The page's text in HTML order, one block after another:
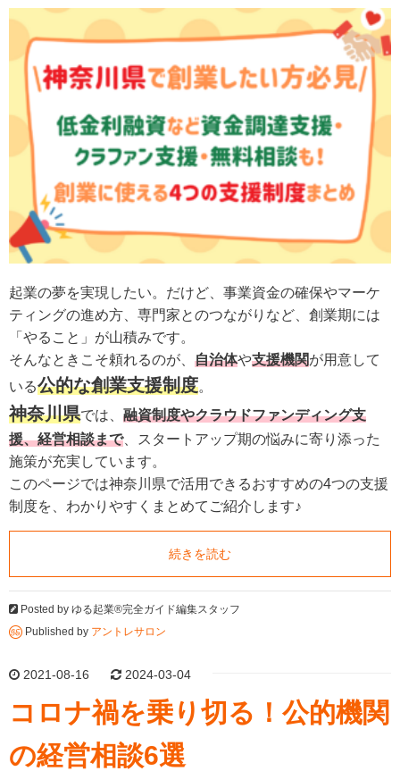
起業の夢を実現したい。だけど、事業資金の確保やマーケ
ティングの進め方、専門家とのつながりなど、創業期には
「やること」が山積みです。
そんなときこそ頼れるのが、 自治体や支援機関が用意して
いる公的な創業支援制度。
神奈川県では、 融資制度やクラウドファンディング支
援、経営相談まで、スタートアップ期の悩みに寄り添った
施策が充実しています。
このページでは神奈川県で活用できるおすすめの4つの支援
制度を、わかりやすくまとめてご紹介します♪
続きを読む
Posted by ゆる起業®完全ガイド編集スタッフ
Published by アントレサロン
2021-08-16 2024-03-04
コロナ禍を乗り切る！公的機関
の経営相談6選